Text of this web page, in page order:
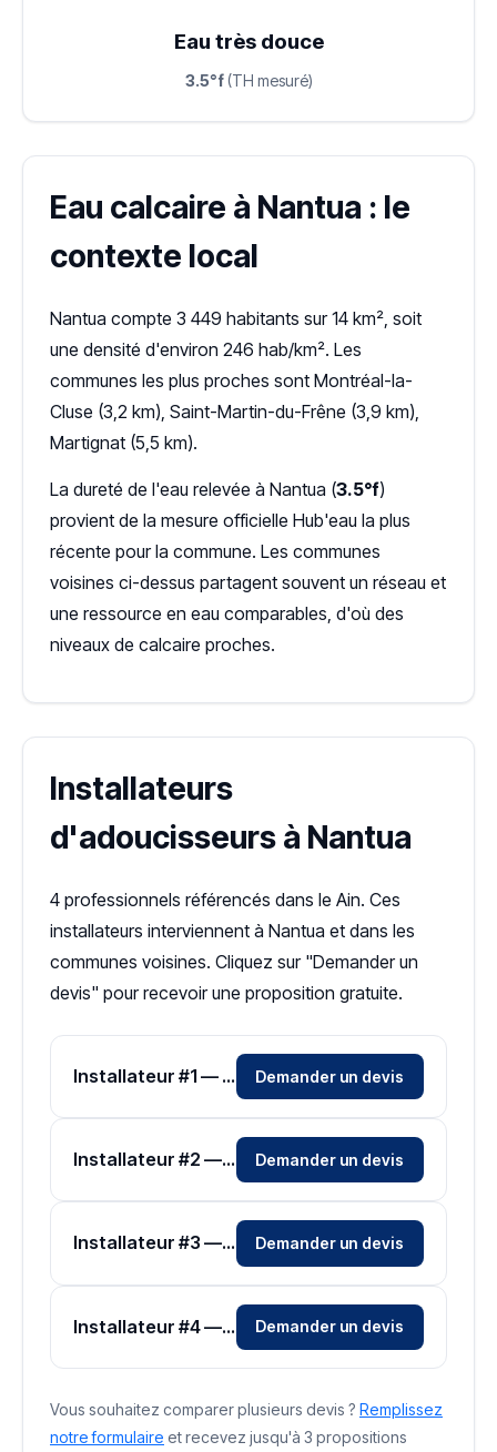
Eau très douce
3.5°f(TH mesuré)
Eau calcaire à Nantua : le
contexte local
Nantua compte 3 449 habitants sur 14 km², soit
une densité d'environ 246 hab/km². Les
communes les plus proches sont Montréal-la-
Cluse (3,2 km), Saint-Martin-du-Frêne (3,9 km),
Martignat (5,5 km).
La dureté de l'eau relevée à Nantua (3.5°f)
provient de la mesure officielle Hub'eau la plus
récente pour la commune. Les communes
voisines ci-dessus partagent souvent un réseau et
une ressource en eau comparables, d'où des
niveaux de calcaire proches.
Installateurs
d'adoucisseurs à Nantua
4 professionnels référencés dans le Ain. Ces
installateurs interviennent à Nantua et dans les
communes voisines. Cliquez sur "Demander un
devis" pour recevoir une proposition gratuite.
Installateur #1 — Zone Ain Demander un devis
Installateur #2 — Zone Ain Demander un devis
Installateur #3 — Zone Ain Demander un devis
Installateur #4 — Zone Ain Demander un devis
Vous souhaitez comparer plusieurs devis ? Remplissez
notre formulaire et recevez jusqu'à 3 propositions